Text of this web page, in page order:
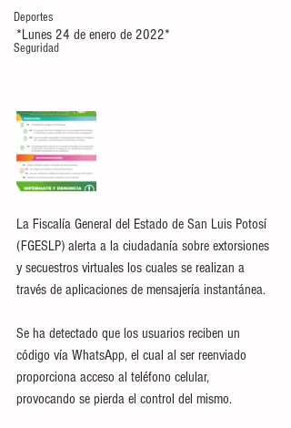
Deportes
Seguridad
*Lunes 24 de enero de 2022*
La Fiscalía General del Estado de San Luis Potosí
(FGESLP) alerta a la ciudadanía sobre extorsiones
y secuestros virtuales los cuales se realizan a
través de aplicaciones de mensajería instantánea.
Se ha detectado que los usuarios reciben un
código vía WhatsApp, el cual al ser reenviado
proporciona acceso al teléfono celular,
provocando se pierda el control del mismo.